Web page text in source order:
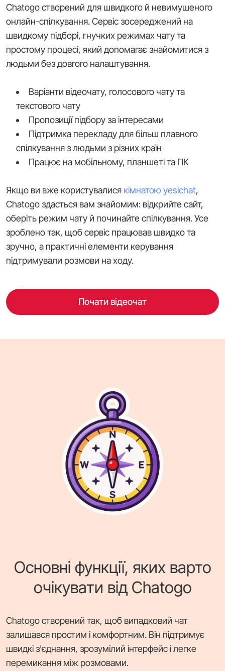
Chatogo створений для швидкого й невимушеного
онлайн-спілкування. Сервіс зосереджений на
швидкому підборі, гнучких режимах чату та
простому процесі, який допомагає знайомитися з
людьми без довгого налаштування.
Варіанти відеочату, голосового чату та
текстового чату
Пропозиції підбору за інтересами
Підтримка перекладу для більш плавного
спілкування з людьми з різних країн
Працює на мобільному, планшеті та ПК
Якщо ви вже користувалися кімнатою yesichat,
Chatogo здасться вам знайомим: відкрийте сайт,
оберіть режим чату й починайте спілкування. Усе
зроблено так, щоб сервіс працював швидко та
зручно, а практичні елементи керування
підтримували розмови на ходу.
Почати відеочат
Основні функції, яких варто
очікувати від Chatogo
Chatogo створений так, щоб випадковий чат
залишався простим і комфортним. Він підтримує
швидкі з'єднання, зрозумілий інтерфейс і легке
перемикання між розмовами.